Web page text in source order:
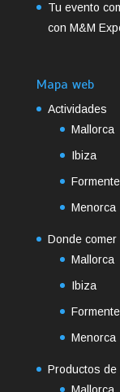
Tu evento
con M&M
Mapa web
Actividades
Mallorca
Ibiza
Menorca
Donde comer
Mallorca
Ibiza
Menorca
Productos de
Mallorca